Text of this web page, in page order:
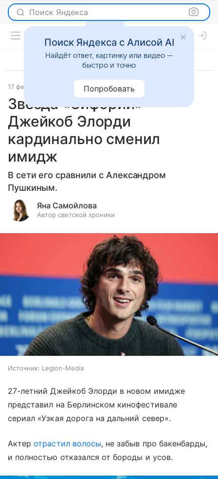
Поиск Яндекса
17 февраля 2025 Светская жизнь
Звезда «Эйфории»
Джейкоб Элорди
кардинально сменил
имидж
В сети его сравнили с Александром
Пушкиным.
Яна Самойлова
Автор светской хроники
Источник: Legion-Media
27-летний Джейкоб Элорди в новом имидже
представил на Берлинском кинофестивале
сериал «Узкая дорога на дальний север».
Актеротрастил волосы, не забыв про бакенбарды,
и полностью отказался от бороды и усов.
Поиск Яндекса с Алисой AI
Найдёт ответ, картинку или видео —
быстро и точно
Попробовать